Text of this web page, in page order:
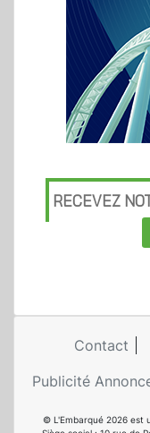
RECEVEZ
Contact
Publicité
© L'Embarqué 2026 est